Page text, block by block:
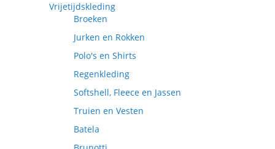
Vrijetijdskleding
Broeken
Jurken en Rokken
Polo's en Shirts
Regenkleding
Softshell, Fleece en Jassen
Truien en Vesten
Batela